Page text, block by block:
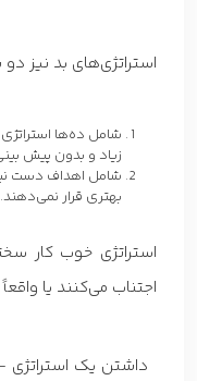
استراتژی‌های بد نیز
شامل ده‌ها
زیاد و بدون پیش
شامل اهداف دست
بهتری قرار
استراتژی خوب کار
اجتناب می‌کنند یا
داشتن یک استراتژی